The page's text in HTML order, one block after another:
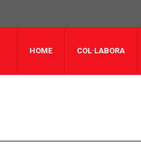
HOME COL·LABORA